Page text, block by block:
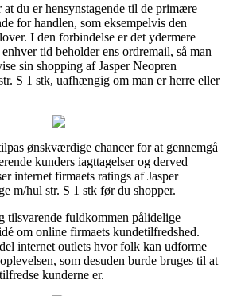
du er hensynstagende til de primære
for handlen, som eksempelvis den
I den forbindelse er det ydermere
tid beholder ens ordremail, så man
sin shopping af Jasper Neopren
S 1 stk, uafhængig om man er herre eller
ønskværdige chancer for at gennemgå
kunders iagttagelser og derved
internet firmaets ratings af Jasper
m/hul str. S 1 stk før du shopper.
tilsvarende fuldkommen pålidelige
om online firmaets kundetilfredshed.
internet outlets hvor folk kan udforme
som desuden burde bruges til at
kunderne er.